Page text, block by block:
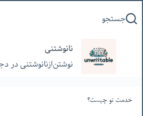
به
جستجو
نانوشتنی
نوشتن‌از‌نانوشتنی‌ در‌
خدمت تو چیست؟